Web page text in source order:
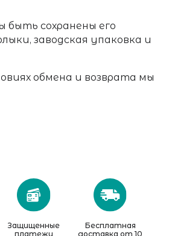
быть сохранены его
заводская упаковка и
обмена и возврата мы
Защищенные
платежи
Бесплатная
доставка от 10